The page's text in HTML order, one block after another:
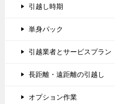
引越し時期
単身パック
引越業者とサービスプラン
長距離・遠距離の引越し
オプション作業